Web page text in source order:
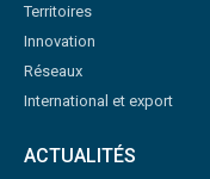
Territoires
Innovation
Réseaux
International et export
ACTUALITÉS